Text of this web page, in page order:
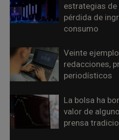
estrategias de
pérdida de
consumo
Veinte
redacciones,
periodísticos
La bolsa ha
valor de
prensa